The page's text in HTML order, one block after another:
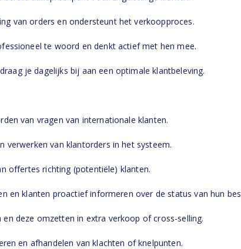
van orders en ondersteunt het verkoopproces.
te woord en denkt actief met hen mee.
je dagelijks bij aan een optimale klantbeleving.
van vragen van internationale klanten.
van klantorders in het systeem.
richting (potentiële) klanten.
klanten proactief informeren over de status van hun
deze omzetten in extra verkoop of cross-selling.
en afhandelen van klachten of knelpunten.